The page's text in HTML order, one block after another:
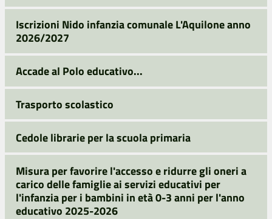
Iscrizioni Nido infanzia comunale L'Aquilone anno
2026/2027
Accade al Polo educativo...
Trasporto scolastico
Cedole librarie per la scuola primaria
Misura per favorire l'accesso e ridurre gli oneri a
carico delle famiglie ai servizi educativi per
l'infanzia per i bambini in età 0-3 anni per l'anno
educativo 2025-2026